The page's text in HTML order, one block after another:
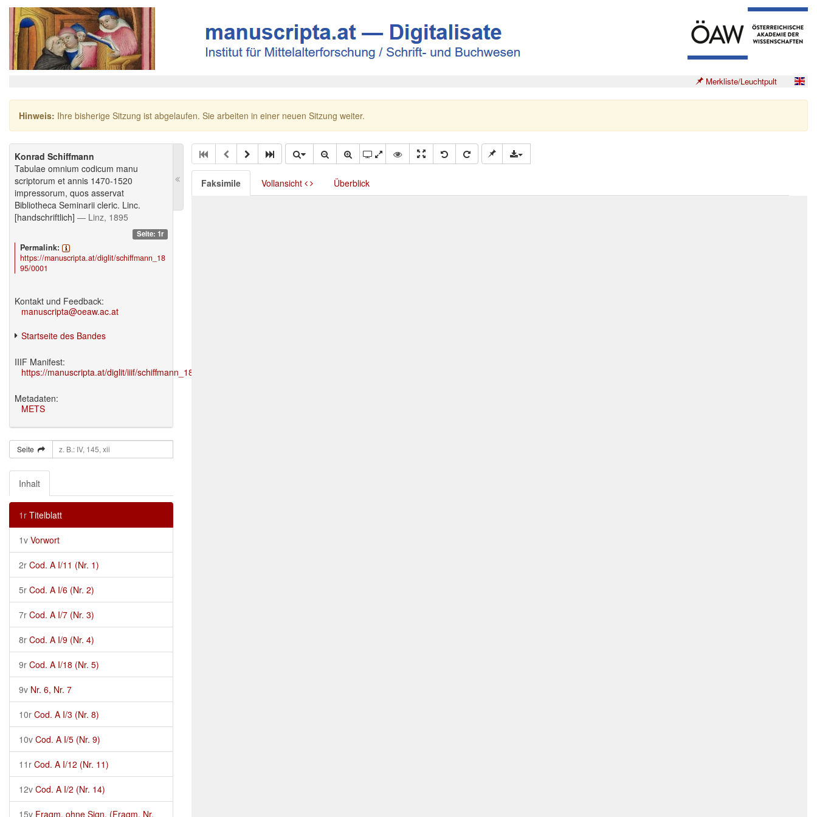
Merkliste/Leuchtpult
Hinweis: Ihre bisherige Sitzung ist abgelaufen. Sie arbeiten in einer neuen Sitzung weiter.
Konrad Schiffmann
Tabulae omnium codicum manu
scriptorum et annis 1470-1520
impressorum, quos asservat
Bibliotheca Seminarii cleric. Linc.
[handschriftlich] — Linz, 1895
Seite: 1r
Permalink:
https://manuscripta.at/diglit/schiffmann_18
95/0001
Kontakt und Feedback:
manuscripta@oeaw.ac.at
Startseite des Bandes
IIIF Manifest:
https://manuscripta.at/diglit/iiif/schiffmann_1895/manifest.json
Metadaten:
METS
Seite
Inhalt
1r Titelblatt
1v Vorwort
2r Cod. A I/11 (Nr. 1)
5r Cod. A I/6 (Nr. 2)
7r Cod. A I/7 (Nr. 3)
8r Cod. A I/9 (Nr. 4)
9r Cod. A I/18 (Nr. 5)
9v Nr. 6, Nr. 7
10r Cod. A I/3 (Nr. 8)
10v Cod. A I/5 (Nr. 9)
11r Cod. A I/12 (Nr. 11)
12v Cod. A I/2 (Nr. 14)
15v Fragm. ohne Sign. (Fragm. Nr.
Faksimile Vollansicht Überblick